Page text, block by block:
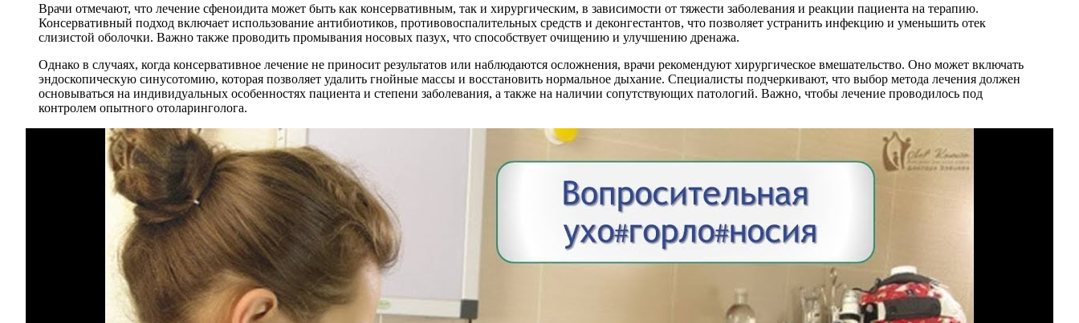
Врачи отмечают, что лечение сфеноидита может быть как консервативным, так и хирургическим, в зависимости от тяжести заболевания и реакции пациента на терапию.
Консервативный подход включает использование антибиотиков, противовоспалительных средств и деконгестантов, что позволяет устранить инфекцию и уменьшить отек
слизистой оболочки. Важно также проводить промывания носовых пазух, что способствует очищению и улучшению дренажа.
Однако в случаях, когда консервативное лечение не приносит результатов или наблюдаются осложнения, врачи рекомендуют хирургическое вмешательство. Оно может включать
эндоскопическую синусотомию, которая позволяет удалить гнойные массы и восстановить нормальное дыхание. Специалисты подчеркивают, что выбор метода лечения должен
основываться на индивидуальных особенностях пациента и степени заболевания, а также на наличии сопутствующих патологий. Важно, чтобы лечение проводилось под
контролем опытного отоларинголога.